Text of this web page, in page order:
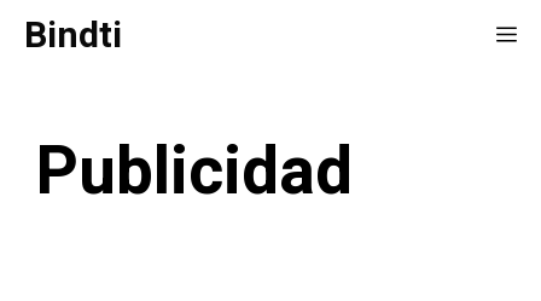
SaltarBindti
Publicidad